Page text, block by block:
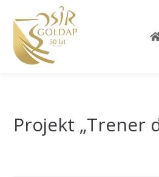
Projekt „Trener